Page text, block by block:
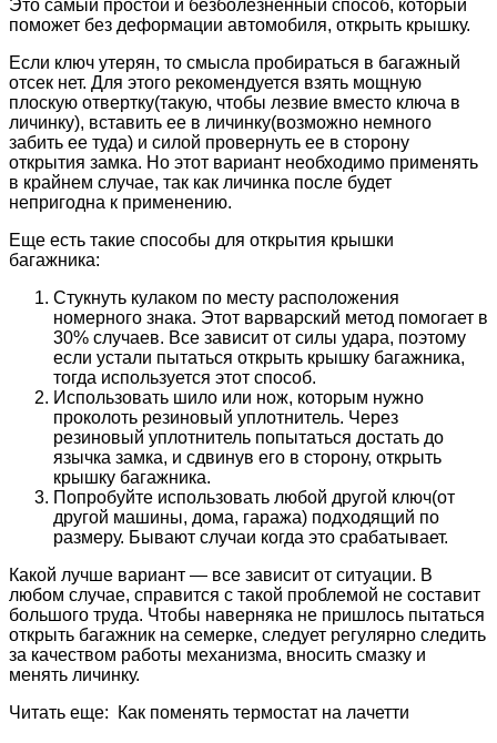
Это самый простой и безболезненный способ, который
поможет без деформации автомобиля, открыть крышку.
Если ключ утерян, то смысла пробираться в багажный
отсек нет. Для этого рекомендуется взять мощную
плоскую отвертку(такую, чтобы лезвие вместо ключа в
личинку), вставить ее в личинку(возможно немного
забить ее туда) и силой провернуть ее в сторону
открытия замка. Но этот вариант необходимо применять
в крайнем случае, так как личинка после будет
непригодна к применению.
Еще есть такие способы для открытия крышки
багажника:
Стукнуть кулаком по месту расположения
номерного знака. Этот варварский метод помогает в
30% случаев. Все зависит от силы удара, поэтому
если устали пытаться открыть крышку багажника,
тогда используется этот способ.
Использовать шило или нож, которым нужно
проколоть резиновый уплотнитель. Через
резиновый уплотнитель попытаться достать до
язычка замка, и сдвинув его в сторону, открыть
крышку багажника.
Попробуйте использовать любой другой ключ(от
другой машины, дома, гаража) подходящий по
размеру. Бывают случаи когда это срабатывает.
Какой лучше вариант — все зависит от ситуации. В
любом случае, справится с такой проблемой не составит
большого труда. Чтобы наверняка не пришлось пытаться
открыть багажник на семерке, следует регулярно следить
за качеством работы механизма, вносить смазку и
менять личинку.
Читать еще: Как поменять термостат на лачетти